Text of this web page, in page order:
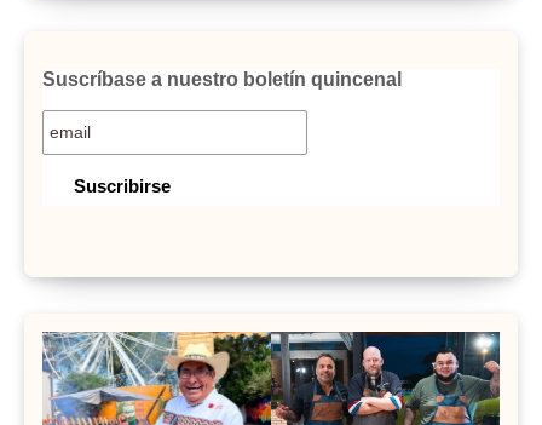
Suscríbase a nuestro boletín quincenal